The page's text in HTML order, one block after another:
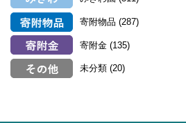
寄附物品 (287)
寄附金 (135)
未分類 (20)